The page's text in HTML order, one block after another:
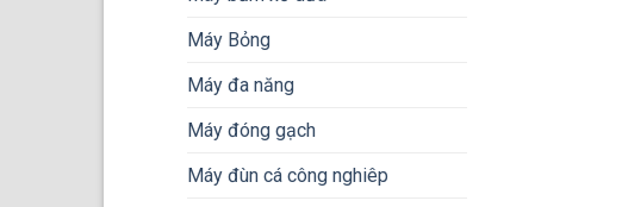
Máy Bỏng
Máy đa năng
Máy đóng gạch
Máy đùn cá công nghiêp